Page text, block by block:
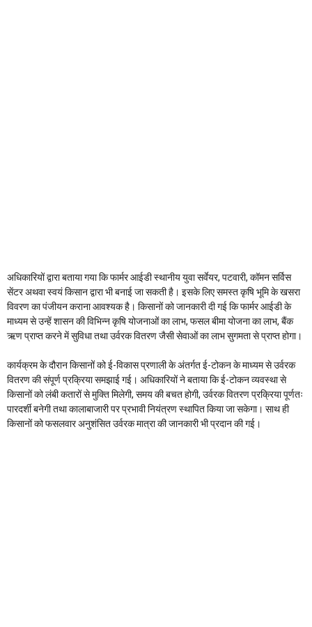
अधिकारियों द्वारा बताया गया कि फार्मर आईडी स्थानीय युवा सर्वेयर, पटवारी, कॉमन सर्विस
सेंटर अथवा स्वयं किसान द्वारा भी बनाई जा सकती है। इसके लिए समस्त कृषि भूमि के खसरा
विवरण का पंजीयन कराना आवश्यक है। किसानों को जानकारी दी गई कि फार्मर आईडी के
माध्यम से उन्हें शासन की विभिन्न कृषि योजनाओं का लाभ, फसल बीमा योजना का लाभ, बैंक
ऋण प्राप्त करने में सुविधा तथा उर्वरक वितरण जैसी सेवाओं का लाभ सुगमता से प्राप्त होगा।
कार्यक्रम के दौरान किसानों को ई-विकास प्रणाली के अंतर्गत ई-टोकन के माध्यम से उर्वरक
वितरण की संपूर्ण प्रक्रिया समझाई गई। अधिकारियों ने बताया कि ई-टोकन व्यवस्था से
किसानों को लंबी कतारों से मुक्ति मिलेगी, समय की बचत होगी, उर्वरक वितरण प्रक्रिया पूर्णतः
पारदर्शी बनेगी तथा कालाबाजारी पर प्रभावी नियंत्रण स्थापित किया जा सकेगा। साथ ही
किसानों को फसलवार अनुशंसित उर्वरक मात्रा की जानकारी भी प्रदान की गई।